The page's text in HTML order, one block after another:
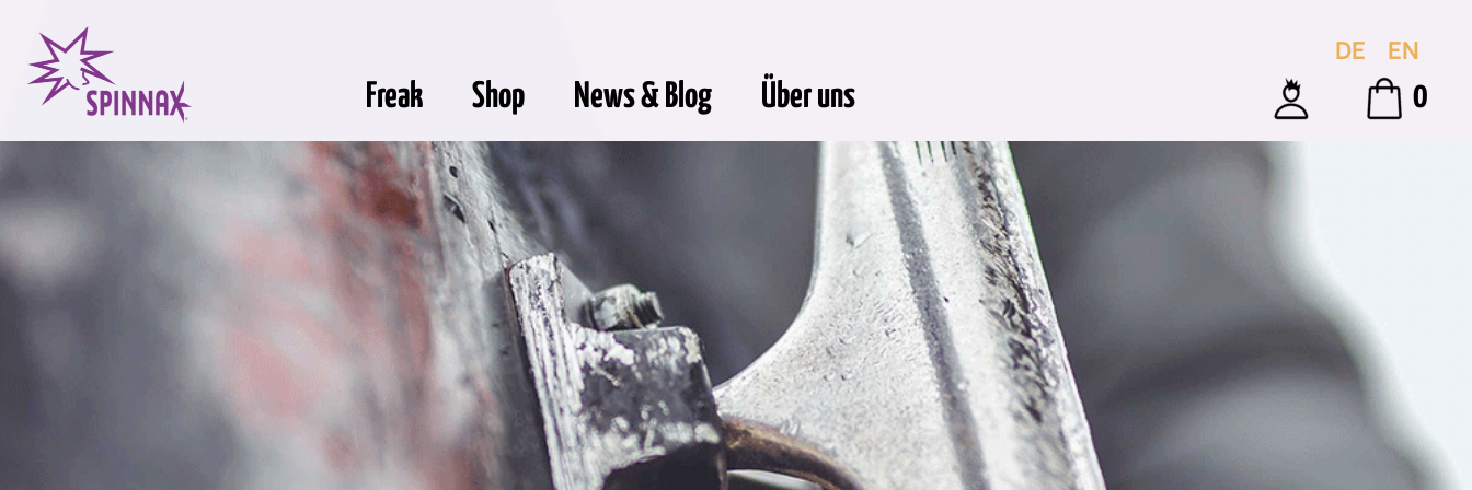
Freak Shop News & Blog Über uns 0
DE EN